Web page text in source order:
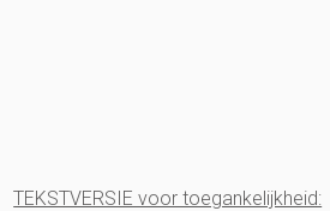
TEKSTVERSIE voor toegankelijkheid: